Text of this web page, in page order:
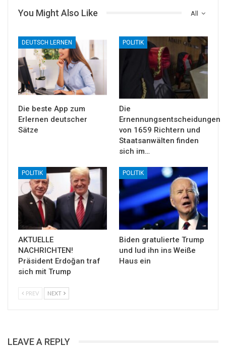
All
You Might Also Like
DEUTSCH LERNEN
Die beste App zum
Erlernen deutscher
Sätze
POLITIK
Die
Ernennungsentscheidungen
von 1659 Richtern und
Staatsanwälten finden
sich im…
POLITIK
AKTUELLE
NACHRICHTEN!
Präsident Erdoğan traf
sich mit Trump
POLITIK
Biden gratulierte Trump
und lud ihn ins Weiße
Haus ein
PREV NEXT
LEAVE A REPLY